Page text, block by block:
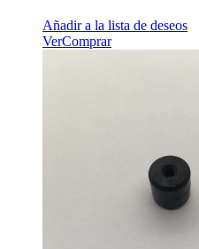
Añadir a la lista de deseos
VerComprar